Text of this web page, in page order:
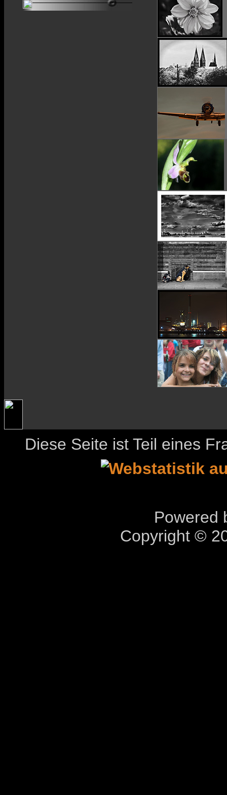
Diese Seite ist Teil eines
Powered
Copyright ©